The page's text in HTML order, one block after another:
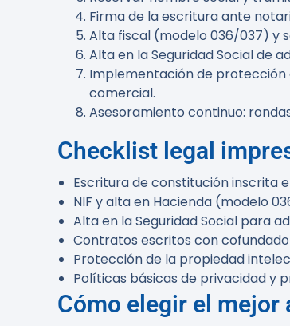
Firma de la escritura ante
Alta fiscal (modelo 036/037) y
Alta en la Seguridad Social de
Implementación de
comercial.
Asesoramiento continuo:
Checklist legal
Escritura de constitución inscrita
NIF y alta en Hacienda (modelo
Alta en la Seguridad Social para
Contratos escritos con
Protección de la propiedad
Políticas básicas de privacidad y
Cómo elegir el mejor